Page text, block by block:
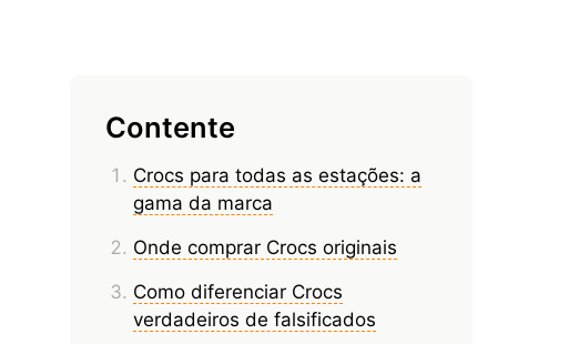
Contente
Crocs para todas as estações: a
gama da marca
Onde comprar Crocs originais
Como diferenciar Crocs
verdadeiros de falsificados